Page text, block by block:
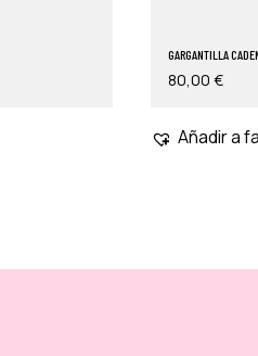
GARGANTILLA
80,00 €
Añadir a